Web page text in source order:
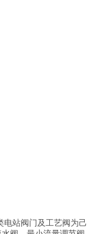
电站阀门及工艺阀为己